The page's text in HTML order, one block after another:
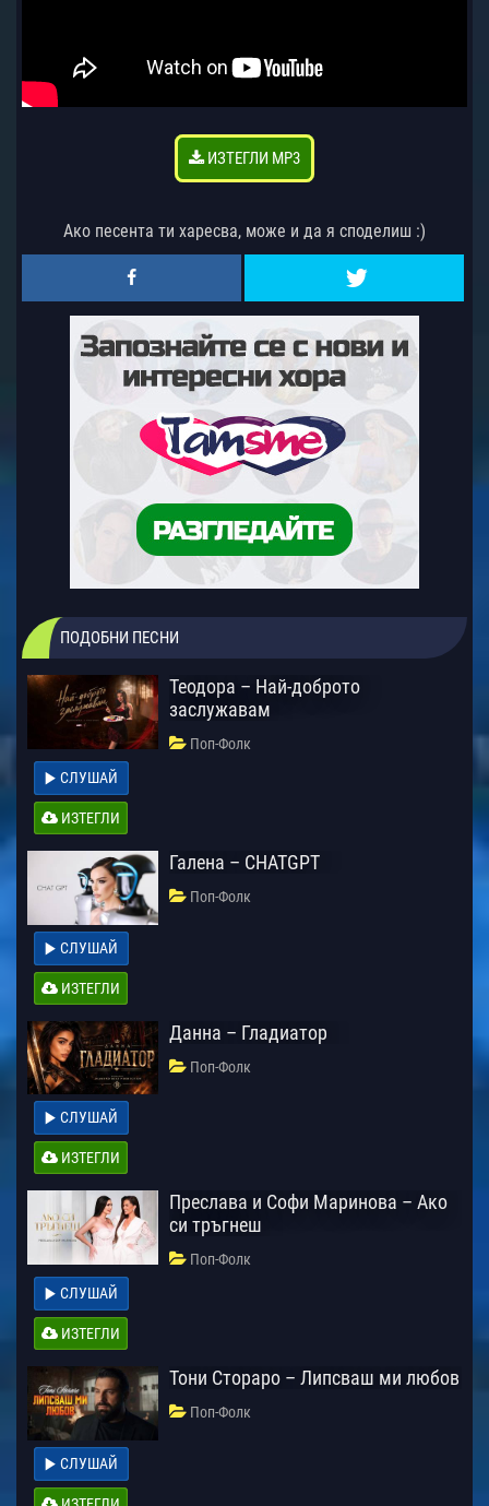
ИЗТЕГЛИ MP3
Ако песента ти харесва, може и да я споделиш :)
ПОДОБНИ ПЕСНИ
Теодора – Най-доброто
заслужавам
Поп-Фолк
СЛУШАЙ
ИЗТЕГЛИ
Галена – CHATGPT
Поп-Фолк
СЛУШАЙ
ИЗТЕГЛИ
Данна – Гладиатор
Поп-Фолк
СЛУШАЙ
ИЗТЕГЛИ
Преслава и Софи Маринова – Ако
си тръгнеш
Поп-Фолк
СЛУШАЙ
ИЗТЕГЛИ
Тони Стораро – Липсваш ми любов
Поп-Фолк
СЛУШАЙ